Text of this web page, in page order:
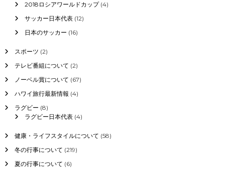
2018ロシアワールドカップ(4)
サッカー日本代表(12)
日本のサッカー (16)
スポーツ (2)
テレビ番組について (2)
ノーベル賞について (67)
ハワイ旅行最新情報 (4)
ラグビー (8)
ラグビー日本代表(4)
健康・ライフスタイルについて (58)
冬の行事について (219)
夏の行事について (6)